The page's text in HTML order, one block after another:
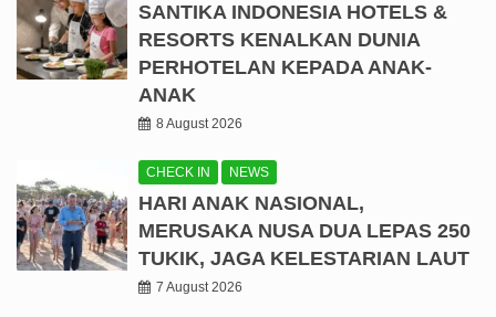
SANTIKA INDONESIA HOTELS &
RESORTS KENALKAN DUNIA
PERHOTELAN KEPADA ANAK-
ANAK
8 August 2026
CHECK IN NEWS
HARI ANAK NASIONAL,
MERUSAKA NUSA DUA LEPAS 250
TUKIK, JAGA KELESTARIAN LAUT
7 August 2026